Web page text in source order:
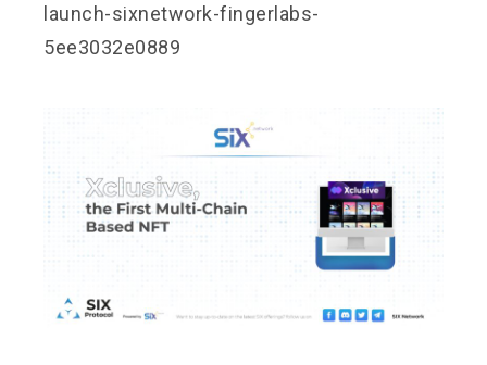
launch-sixnetwork-fingerlabs-
5ee3032e0889